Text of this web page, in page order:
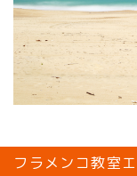
フラメンコ教室